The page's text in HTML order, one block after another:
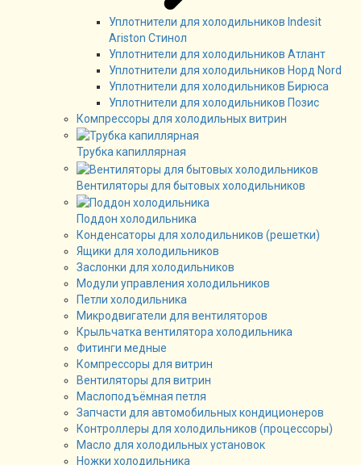
Уплотнители для холодильников Indesit
Ariston Стинол
Уплотнители для холодильников Атлант
Уплотнители для холодильников Норд Nord
Уплотнители для холодильников Бирюса
Уплотнители для холодильников Позис
Компрессоры для холодильных витрин
Трубка капиллярная
Вентиляторы для бытовых холодильников
Поддон холодильника
Конденсаторы для холодильников (решетки)
Ящики для холодильников
Заслонки для холодильников
Модули управления холодильников
Петли холодильника
Микродвигатели для вентиляторов
Крыльчатка вентилятора холодильника
Фитинги медные
Компрессоры для витрин
Вентиляторы для витрин
Маслоподъёмная петля
Запчасти для автомобильных кондиционеров
Контроллеры для холодильников (процессоры)
Масло для холодильных установок
Ножки холодильника